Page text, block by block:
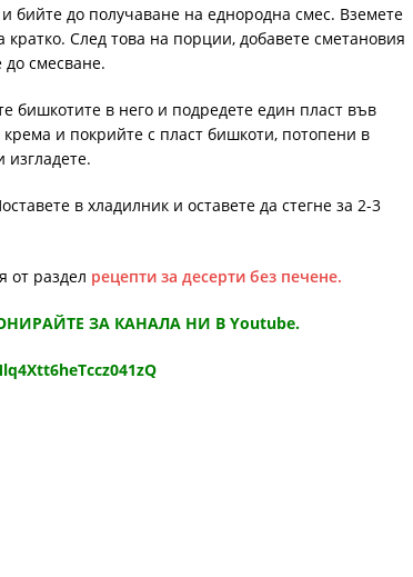
бийте до получаване на еднородна смес. Вземете
След това на порции, добавете сметановия
до смесване.
бишкотите в него и подредете един пласт във
и покрийте с пласт бишкоти, потопени в
изгладете.
в хладилник и оставете да стегне за 2-3
от раздел рецепти за десерти без печене.
ЗА КАНАЛА НИ В Youtube.